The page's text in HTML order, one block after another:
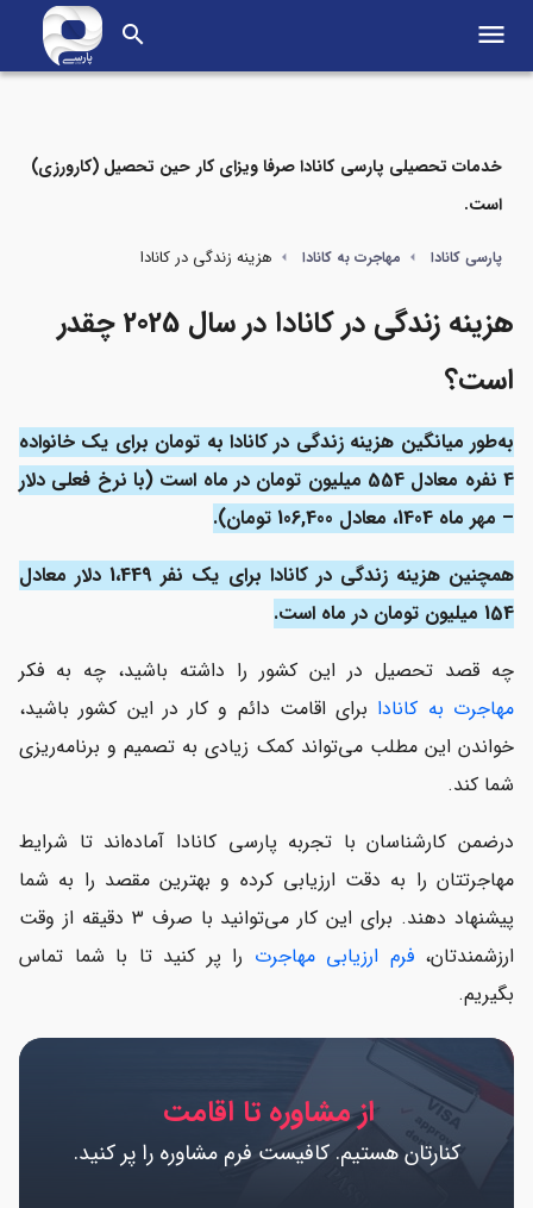
search menu
مواردی که در این مطلب می‌خوانید
نگاه کلی به هزینه زندگی ماهانه در کانادا
هزینه اجاره و خرید مسکن در کانادا
هزینه غذا و مواد غذایی در کانادا
هزینه لباس و کفش در کانادا
هزینه آب و برق و گاز
هزینه تفریحات و سرگرمی در کانادا
میزان درآمد در کانادا
هزینه زندگی دانشجویی در کانادا
هزینه زندگی در استان‌های کانادا
مقایسه هزینه زندگی در کانادا نسبت به سایر کشورها
خدمات تحصیلی پارسی کانادا صرفا ویزای کار حین تحصیل (کارورزی)
است.
پارسی کانادا مهاجرت به کانادا هزینه زندگی در کانادا
هزینه زندگی در کانادا در سال 2025 چقدر
است؟
به‌طور میانگین هزینه زندگی در کانادا به تومان برای یک خانواده
4 نفره معادل 554 میلیون تومان در ماه است (با نرخ فعلی دلار
– مهر ماه 1404، معادل 106,400 تومان).
همچنین هزینه زندگی در کانادا برای یک نفر 1،449 دلار معادل
154 میلیون تومان در ماه است.
چه قصد تحصیل در این کشور را داشته باشید، چه به فکر
مهاجرت به کانادا برای اقامت دائم و کار در این کشور باشید،
خواندن این مطلب می‌تواند کمک زیادی به تصمیم و برنامه‌ریزی
شما کند.
درضمن کارشناسان با تجربه پارسی کانادا آماده‌اند تا شرایط
مهاجرتتان را به دقت ارزیابی کرده و بهترین مقصد را به شما
پیشنهاد دهند. برای این کار می‌توانید با صرف ۳ دقیقه از وقت
ارزشمندتان،فرم ارزیابی مهاجرت را پر کنید تا با شما تماس
بگیریم.
از مشاوره تا اقامت
کنارتان هستیم. کافیست فرم مشاوره را پر کنید.